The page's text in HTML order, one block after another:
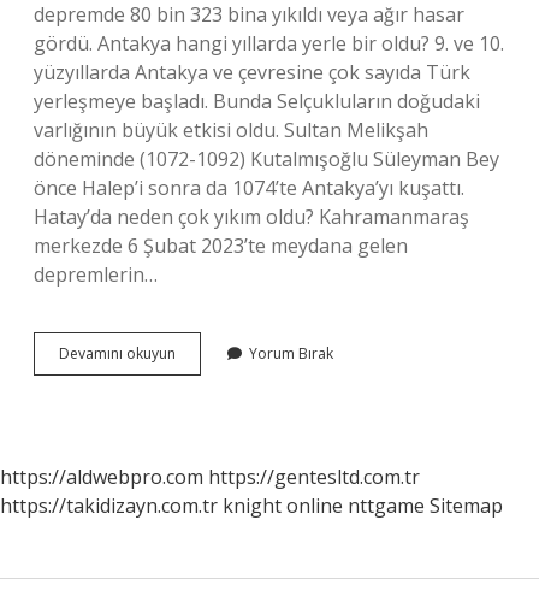
depremde 80 bin 323 bina yıkıldı veya ağır hasar
gördü. Antakya hangi yıllarda yerle bir oldu? 9. ve 10.
yüzyıllarda Antakya ve çevresine çok sayıda Türk
yerleşmeye başladı. Bunda Selçukluların doğudaki
varlığının büyük etkisi oldu. Sultan Melikşah
döneminde (1072-1092) Kutalmışoğlu Süleyman Bey
önce Halep’i sonra da 1074’te Antakya’yı kuşattı.
Hatay’da neden çok yıkım oldu? Kahramanmaraş
merkezde 6 Şubat 2023’te meydana gelen
depremlerin…
Devamını okuyun Antakya
Neden
Oldu
Yorum Bırak
https://aldwebpro.com https://gentesltd.com.tr
https://takidizayn.com.tr knight online nttgame Sitemap